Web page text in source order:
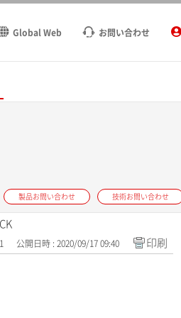
Global Web お問い合わせ
製品お問い合わせ 技術お問い合わせ
公開日時 : 2020/09/17 09:40 印刷